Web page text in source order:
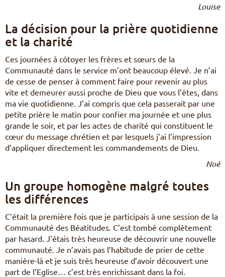
Louise
La décision pour la prière quotidienne
et la charité
Ces journées à côtoyer les frères et sœurs de la
Communauté dans le service m’ont beaucoup élevé. Je n’ai
de cesse de penser à comment faire pour revenir au plus
vite et demeurer aussi proche de Dieu que vous l’êtes, dans
ma vie quotidienne. J’ai compris que cela passerait par une
petite prière le matin pour confier ma journée et une plus
grande le soir, et par les actes de charité qui constituent le
cœur du message chrétien et par lesquels j’ai l’impression
d’appliquer directement les commandements de Dieu.
Noé
Un groupe homogène malgré toutes
les différences
C’était la première fois que je participais à une session de la
Communauté des Béatitudes. C’est tombé complètement
par hasard. J’étais très heureuse de découvrir une nouvelle
communauté. Je n’avais pas l’habitude de prier de cette
manière-là et je suis très heureuse d’avoir découvert une
part de l’Eglise… c’est très enrichissant dans la foi.